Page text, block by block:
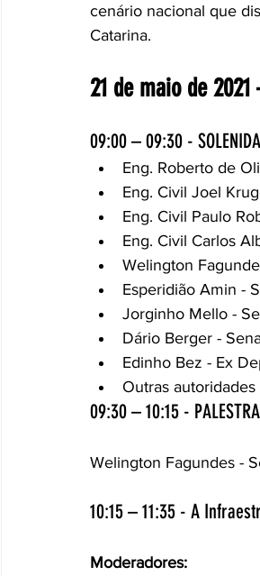
cenário nacional que
Catarina.
21 de maio de
09:00 – 09:30 -
Eng. Roberto de
Eng. Civil Joel
Eng. Civil Paulo
Eng. Civil Carlos
Welington
Esperidião Amin -
Jorginho Mello -
Dário Berger -
Edinho Bez - Ex
Outras autoridades
09:30 – 10:15 -
Welington Fagundes -
10:15 – 11:35 - A
Moderadores: